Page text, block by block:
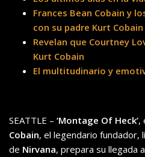
Frances Bean Cobain y
con su padre Kurt Cobain
Revelan que Courtney
Kurt Cobain
El multitudinario y
SEATTLE – ‘Montage Of Heck’,
Cobain, el legendario fundador,
de Nirvana, prepara su llegada